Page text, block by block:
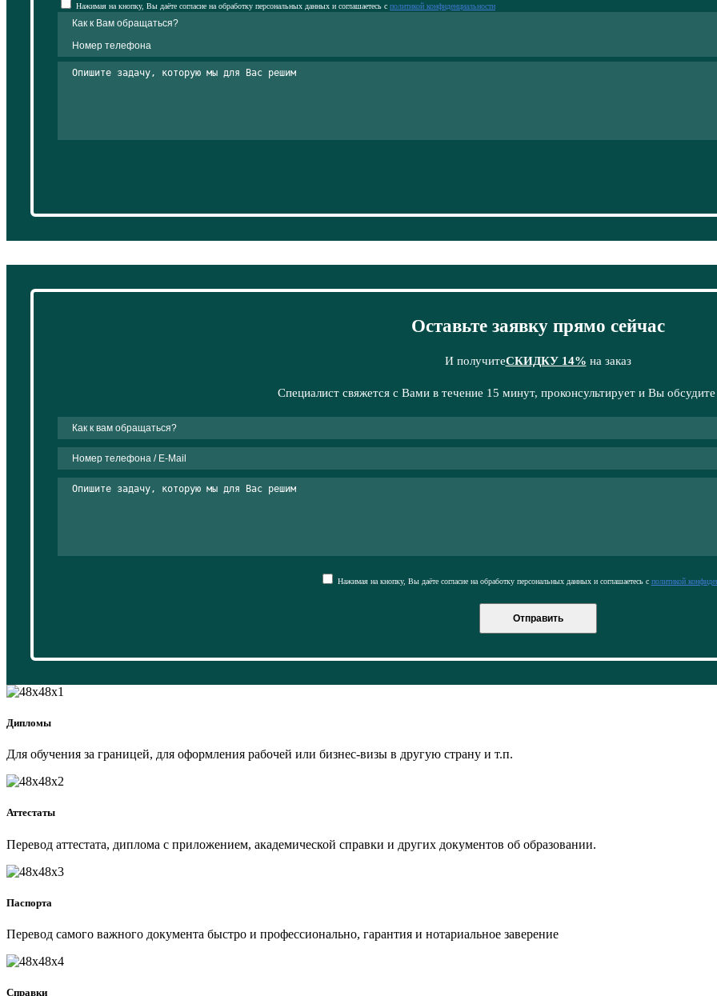
Нажимая на кнопку, Вы даёте согласие на обработку персональных данных и соглашаетесь с политикой конфиденциальности
Оставьте заявку прямо сейчас
И получитеСКИДКУ 14% на заказ
Специалист свяжется с Вами в течение 15 минут, проконсультирует и Вы
Нажимая на кнопку, Вы даёте согласие на обработку персональных данных и соглашаетесь с политикой
Отправить
Дипломы
Для обучения за границей, для оформления рабочей или бизнес-визы в другую страну и т.п.
Аттестаты
Перевод аттестата, диплома с приложением, академической справки и других документов об образовании.
Паспорта
Перевод самого важного документа быстро и профессионально, гарантия и нотариальное заверение
Справки